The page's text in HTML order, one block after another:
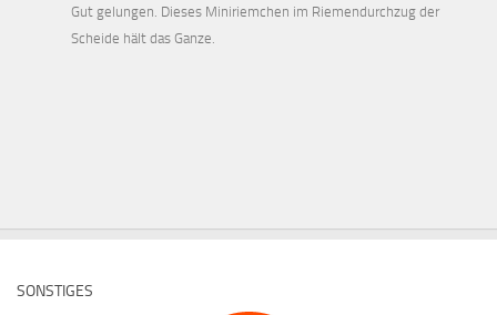
Gut gelungen. Dieses Miniriemchen im Riemendurchzug der
Scheide hält das Ganze.
SONSTIGES